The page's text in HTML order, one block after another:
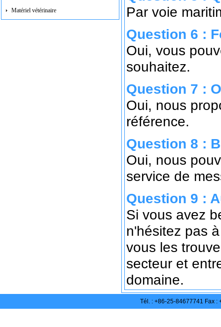
Matériel vétérinaire
Par voie
Question 6 :
Oui, vous
souhaitez.
Question 7 :
Oui, nous
référence.
Question 8 :
Oui, nous
service de
Question 9 :
Si vous avez
n'hésitez pas
vous les
secteur et
domaine.
Tél. : +86-25-84677741 Fax